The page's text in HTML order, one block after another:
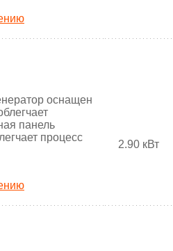
оснащен
панель
процесс
2.90 кВт